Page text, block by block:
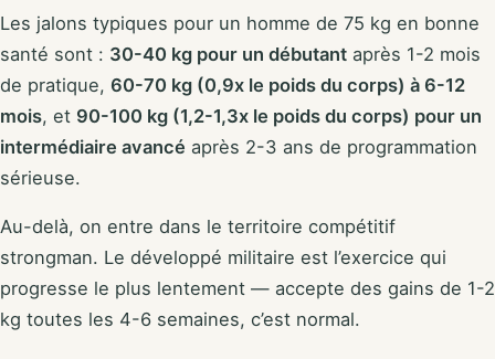
Les jalons typiques pour un homme de 75 kg en bonne
santé sont : 30-40 kg pour un débutant après 1-2 mois
de pratique, 60-70 kg (0,9x le poids du corps) à 6-12
mois, et 90-100 kg (1,2-1,3x le poids du corps) pour un
intermédiaire avancé après 2-3 ans de programmation
sérieuse.
Au-delà, on entre dans le territoire compétitif
strongman. Le développé militaire est l’exercice qui
progresse le plus lentement — accepte des gains de 1-2
kg toutes les 4-6 semaines, c’est normal.